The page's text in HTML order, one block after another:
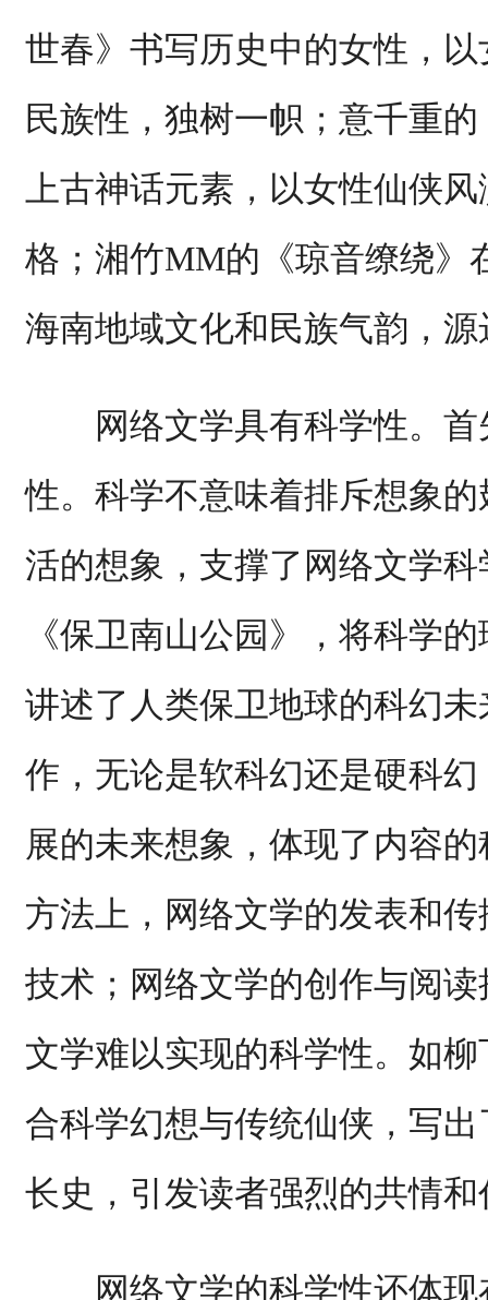
世春》书写历史中的女性，
民族性，独树一帜；意千重
上古神话元素，以女性仙侠
格；湘竹MM的《琼音缭绕》
海南地域文化和民族气韵，
网络文学具有科学性。首
性。科学不意味着排斥想象
活的想象，支撑了网络文学
《保卫南山公园》，将科学
讲述了人类保卫地球的科幻
作，无论是软科幻还是硬科
展的未来想象，体现了内容
方法上，网络文学的发表和
技术；网络文学的创作与阅
文学难以实现的科学性。如
合科学幻想与传统仙侠，写
长史，引发读者强烈的共情
网络文学的科学性还体现